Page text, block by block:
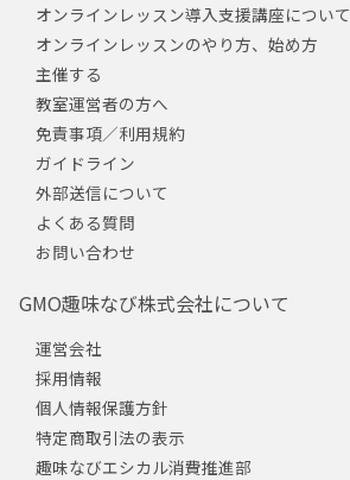
オンラインレッスン導入支援講座について
オンラインレッスンのやり方、始め方
主催する
教室運営者の方へ
免責事項／利用規約
ガイドライン
外部送信について
よくある質問
お問い合わせ
GMO趣味なび株式会社について
運営会社
採用情報
個人情報保護方針
特定商取引法の表示
趣味なびエシカル消費推進部